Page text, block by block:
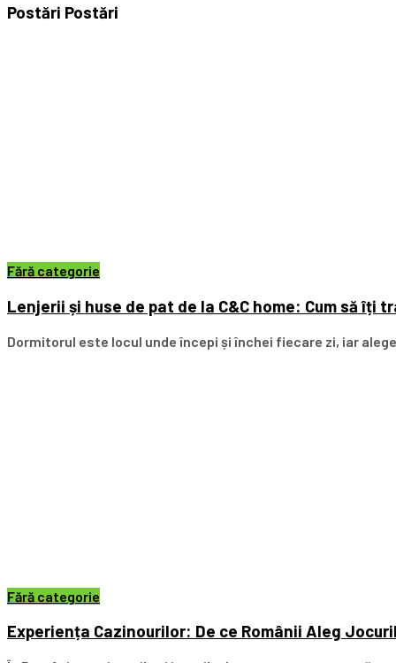
Postări Postări
Fără categorie
Lenjerii și huse de pat de la C&C home: Cum să
Dormitorul este locul unde începi și închei fiecare zi, iar
Fără categorie
Experiența Cazinourilor: De ce Românii Aleg